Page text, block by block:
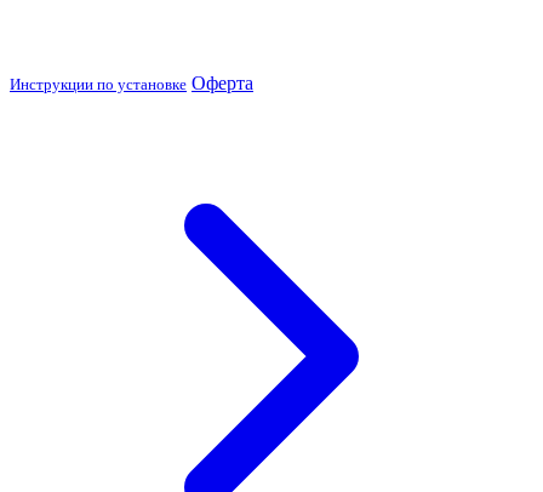
Инструкции по установке Оферта